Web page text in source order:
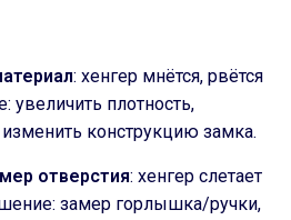
: хенгер мнётся, рвётся
увеличить плотность,
конструкцию замка.
отверстия: хенгер слетает
замер горлышка/ручки,